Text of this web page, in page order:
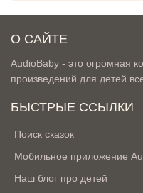
О САЙТЕ
AudioBaby - это огромная
произведений для детей
БЫСТРЫЕ ССЫЛКИ
Поиск сказок
Мобильное приложение
Наш блог про детей